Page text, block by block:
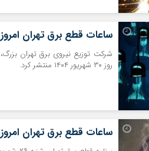
ساعات قطع برق تهران امروز (۳۰
شرکت توزیع نیروی برق تهران
روز ۳۰ شهریور ۱۴۰۴ منتشر کرد.
ساعات قطع برق تهران امروز (۲۹ شهریور)+ لینک